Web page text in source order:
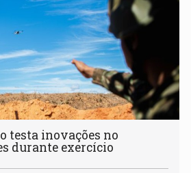
testa inovações no
durante exercício